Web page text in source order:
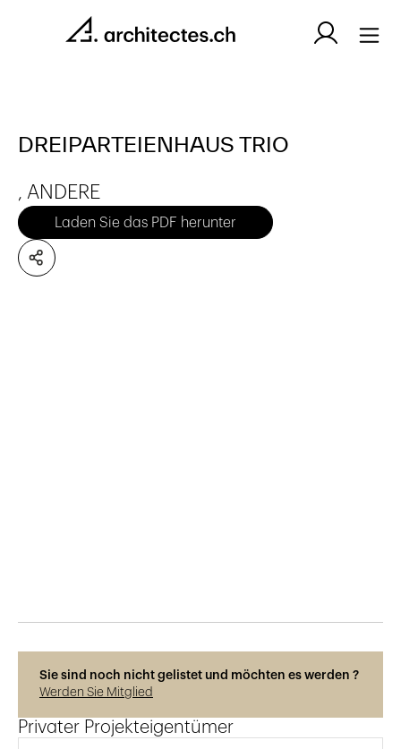
DREIPARTEIENHAUS TRIO
, ANDERE
Laden Sie das PDF herunter
Sie sind noch nicht gelistet und möchten es werden ?
Werden Sie Mitglied
Privater Projekteigentümer